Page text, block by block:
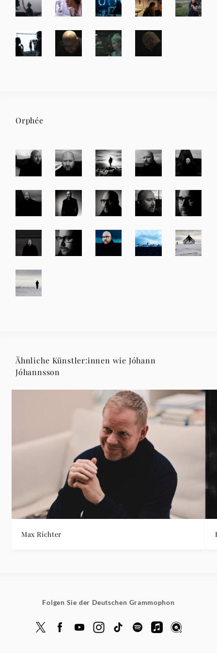
Orphée
Ähnliche Künstler:innen wie Jóhann
Jóhannsson
Max Richter
Folgen Sie der Deutschen Grammophon